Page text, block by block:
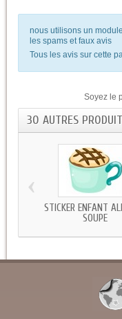
nous utilisons un
les spams et faux avis
Tous les avis sur cette
Soyez le
30 AUTRES
STICKER ENFANT
SOUPE
‹